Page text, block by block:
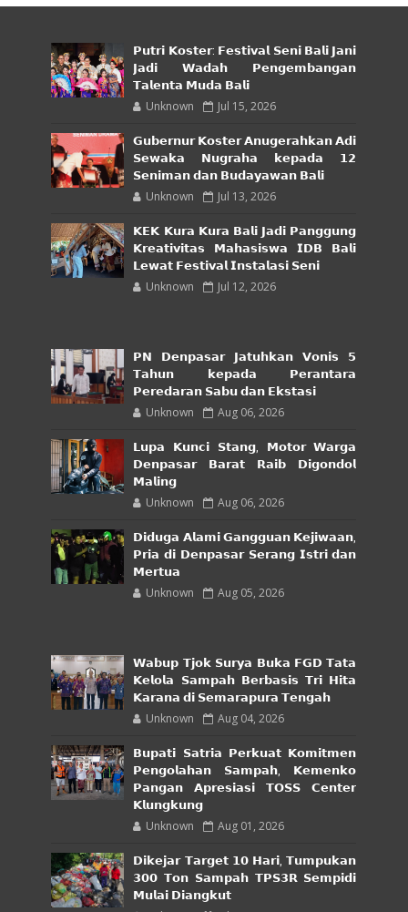
𝗣𝘂𝘁𝗿𝗶 𝗞𝗼𝘀𝘁𝗲𝗿: 𝗙𝗲𝘀𝘁𝗶𝘃𝗮𝗹 𝗦𝗲𝗻𝗶 𝗕𝗮𝗹𝗶 𝗝𝗮𝗻𝗶
𝗝𝗮𝗱𝗶 𝗪𝗮𝗱𝗮𝗵 𝗣𝗲𝗻𝗴𝗲𝗺𝗯𝗮𝗻𝗴𝗮𝗻
𝗧𝗮𝗹𝗲𝗻𝘁𝗮 𝗠𝘂𝗱𝗮 𝗕𝗮𝗹𝗶
Unknown Jul 15, 2026
𝗚𝘂𝗯𝗲𝗿𝗻𝘂𝗿 𝗞𝗼𝘀𝘁𝗲𝗿 𝗔𝗻𝘂𝗴𝗲𝗿𝗮𝗵𝗸𝗮𝗻 𝗔𝗱𝗶
𝗦𝗲𝘄𝗮𝗸𝗮 𝗡𝘂𝗴𝗿𝗮𝗵𝗮 𝗸𝗲𝗽𝗮𝗱𝗮 𝟭𝟮
𝗦𝗲𝗻𝗶𝗺𝗮𝗻 𝗱𝗮𝗻 𝗕𝘂𝗱𝗮𝘆𝗮𝘄𝗮𝗻 𝗕𝗮𝗹𝗶
Unknown Jul 13, 2026
𝗞𝗘𝗞 𝗞𝘂𝗿𝗮 𝗞𝘂𝗿𝗮 𝗕𝗮𝗹𝗶 𝗝𝗮𝗱𝗶 𝗣𝗮𝗻𝗴𝗴𝘂𝗻𝗴
𝗞𝗿𝗲𝗮𝘁𝗶𝘃𝗶𝘁𝗮𝘀 𝗠𝗮𝗵𝗮𝘀𝗶𝘀𝘄𝗮 𝗜𝗗𝗕 𝗕𝗮𝗹𝗶
𝗟𝗲𝘄𝗮𝘁 𝗙𝗲𝘀𝘁𝗶𝘃𝗮𝗹 𝗜𝗻𝘀𝘁𝗮𝗹𝗮𝘀𝗶 𝗦𝗲𝗻𝗶
Unknown Jul 12, 2026
𝗣𝗡 𝗗𝗲𝗻𝗽𝗮𝘀𝗮𝗿 𝗝𝗮𝘁𝘂𝗵𝗸𝗮𝗻 𝗩𝗼𝗻𝗶𝘀 𝟱
𝗧𝗮𝗵𝘂𝗻 𝗸𝗲𝗽𝗮𝗱𝗮 𝗣𝗲𝗿𝗮𝗻𝘁𝗮𝗿𝗮
𝗣𝗲𝗿𝗲𝗱𝗮𝗿𝗮𝗻 𝗦𝗮𝗯𝘂 𝗱𝗮𝗻 𝗘𝗸𝘀𝘁𝗮𝘀𝗶
Unknown Aug 06, 2026
𝗟𝘂𝗽𝗮 𝗞𝘂𝗻𝗰𝗶 𝗦𝘁𝗮𝗻𝗴, 𝗠𝗼𝘁𝗼𝗿 𝗪𝗮𝗿𝗴𝗮
𝗗𝗲𝗻𝗽𝗮𝘀𝗮𝗿 𝗕𝗮𝗿𝗮𝘁 𝗥𝗮𝗶𝗯 𝗗𝗶𝗴𝗼𝗻𝗱𝗼𝗹
𝗠𝗮𝗹𝗶𝗻𝗴
Unknown Aug 06, 2026
𝗗𝗶𝗱𝘂𝗴𝗮 𝗔𝗹𝗮𝗺𝗶 𝗚𝗮𝗻𝗴𝗴𝘂𝗮𝗻 𝗞𝗲𝗷𝗶𝘄𝗮𝗮𝗻,
𝗣𝗿𝗶𝗮 𝗱𝗶 𝗗𝗲𝗻𝗽𝗮𝘀𝗮𝗿 𝗦𝗲𝗿𝗮𝗻𝗴 𝗜𝘀𝘁𝗿𝗶 𝗱𝗮𝗻
𝗠𝗲𝗿𝘁𝘂𝗮
Unknown Aug 05, 2026
𝗪𝗮𝗯𝘂𝗽 𝗧𝗷𝗼𝗸 𝗦𝘂𝗿𝘆𝗮 𝗕𝘂𝗸𝗮 𝗙𝗚𝗗 𝗧𝗮𝘁𝗮
𝗞𝗲𝗹𝗼𝗹𝗮 𝗦𝗮𝗺𝗽𝗮𝗵 𝗕𝗲𝗿𝗯𝗮𝘀𝗶𝘀 𝗧𝗿𝗶 𝗛𝗶𝘁𝗮
𝗞𝗮𝗿𝗮𝗻𝗮 𝗱𝗶 𝗦𝗲𝗺𝗮𝗿𝗮𝗽𝘂𝗿𝗮 𝗧𝗲𝗻𝗴𝗮𝗵
Unknown Aug 04, 2026
𝗕𝘂𝗽𝗮𝘁𝗶 𝗦𝗮𝘁𝗿𝗶𝗮 𝗣𝗲𝗿𝗸𝘂𝗮𝘁 𝗞𝗼𝗺𝗶𝘁𝗺𝗲𝗻
𝗣𝗲𝗻𝗴𝗼𝗹𝗮𝗵𝗮𝗻 𝗦𝗮𝗺𝗽𝗮𝗵, 𝗞𝗲𝗺𝗲𝗻𝗸𝗼
𝗣𝗮𝗻𝗴𝗮𝗻 𝗔𝗽𝗿𝗲𝘀𝗶𝗮𝘀𝗶 𝗧𝗢𝗦𝗦 𝗖𝗲𝗻𝘁𝗲𝗿
𝗞𝗹𝘂𝗻𝗴𝗸𝘂𝗻𝗴
Unknown Aug 01, 2026
𝗗𝗶𝗸𝗲𝗷𝗮𝗿 𝗧𝗮𝗿𝗴𝗲𝘁 𝟭𝟬 𝗛𝗮𝗿𝗶, 𝗧𝘂𝗺𝗽𝘂𝗸𝗮𝗻
𝟯𝟬𝟬 𝗧𝗼𝗻 𝗦𝗮𝗺𝗽𝗮𝗵 𝗧𝗣𝗦𝟯𝗥 𝗦𝗲𝗺𝗽𝗶𝗱𝗶
𝗠𝘂𝗹𝗮𝗶 𝗗𝗶𝗮𝗻𝗴𝗸𝘂𝘁